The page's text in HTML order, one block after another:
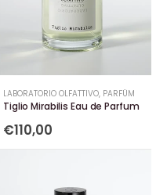
LABORATORIO OLFATTIVO, PARFÜM
Tiglio Mirabilis Eau de Parfum
€110,00